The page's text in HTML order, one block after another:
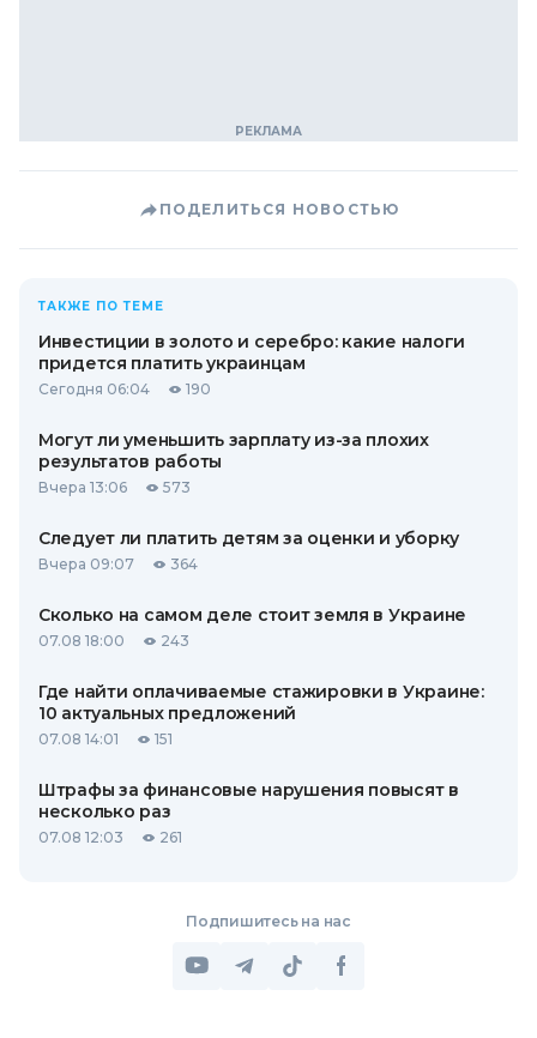
ПОДЕЛИТЬСЯ НОВОСТЬЮ
ТАКЖЕ ПО ТЕМЕ
Инвестиции в золото и серебро: какие налоги
придется платить украинцам
Сегодня 06:04 190
Могут ли уменьшить зарплату из-за плохих
результатов работы
Вчера 13:06 573
Следует ли платить детям за оценки и уборку
Вчера 09:07 364
Сколько на самом деле стоит земля в Украине
07.08 18:00 243
Где найти оплачиваемые стажировки в Украине:
10 актуальных предложений
07.08 14:01 151
Штрафы за финансовые нарушения повысят в
несколько раз
07.08 12:03 261
Подпишитесь на нас